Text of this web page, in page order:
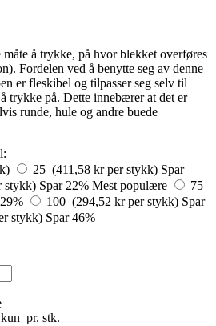
å trykke, på hvor blekket overføres
Fordelen ved å benytte seg av denne
er fleskibel og tilpasser seg selv til
trykke på. Dette innebærer at det er
runde, hule og andre buede
25 (411,58 kr per stykk) Spar
stykk) Spar 22% Mest populære
75
100 (294,52 kr per stykk) Spar
stykk) Spar 46%
pr. stk.